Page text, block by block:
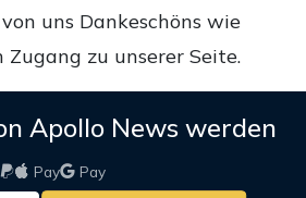
uns Dankeschöns wie
zu unserer Seite.
Apollo News werden
Pay Pay